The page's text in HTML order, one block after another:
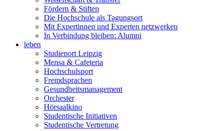
Fördern & Stiften
Die Hochschule als Tagungsort
Mit Expertinnen und Experten netzwerken
In Verbindung bleiben: Alumni
leben
Studienort Leipzig
Mensa & Cafeteria
Hochschulsport
Fremdsprachen
Gesundheitsmanagement
Orchester
Hörsaalkino
Studentische Initiativen
Studentische Vertretung